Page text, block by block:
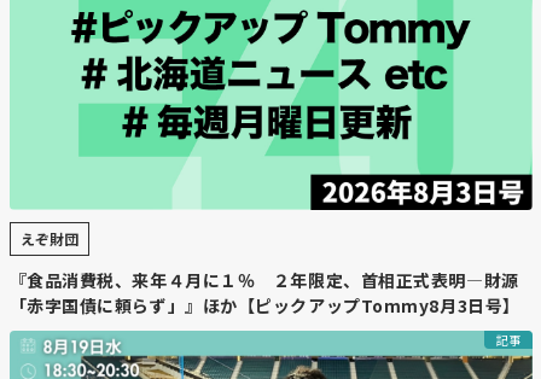
えぞ財団
『食品消費税、来年４月に１％ ２年限定、首相正式表明―財源
「赤字国債に頼らず」』ほか【ピックアップTommy8月3日号】
記事